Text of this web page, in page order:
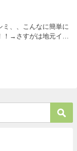
ミ、、こんなに簡単に
！→さすがは地元イン